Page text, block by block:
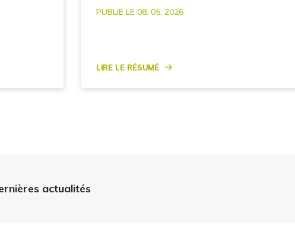
PUBLIÉ LE 08. 05. 2026
Lire le résumé
actualités